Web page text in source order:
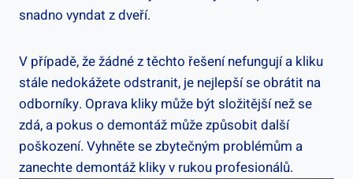
snadno vyndat z dveří.
V případě, že žádné z těchto řešení nefungují a kliku
stále nedokážete odstranit, je nejlepší se obrátit na
odborníky. Oprava kliky může být složitější než se
zdá, a pokus o demontáž může způsobit další
poškození. Vyhněte se zbytečným problémům a
zanechte demontáž kliky v rukou profesionálů.